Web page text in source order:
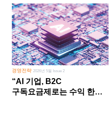
경영전략 2026년 5월 Issue 2
“AI 기업, B2C
구독요금제로는 수익 한계